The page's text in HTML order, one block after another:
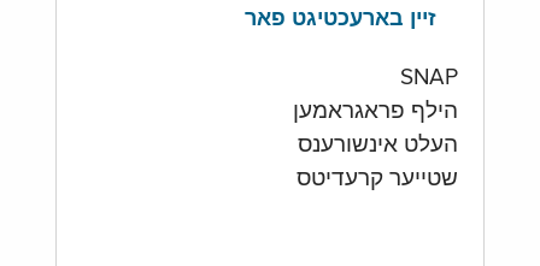
זיין בארעכטיגט פאר
SNAP
הילף פראגראמען
העלט אינשורענס
שטייער קרעדיטס